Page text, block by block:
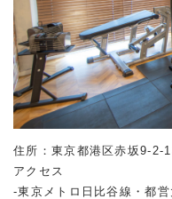
住所：東京都港区赤坂9-2-
アクセス
-東京メトロ日比谷線・都